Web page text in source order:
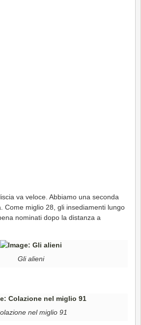
va veloce. Abbiamo una seconda
Come miglio 28, gli insediamenti lungo
nominati dopo la distanza a
Gli alieni
nel miglio 91